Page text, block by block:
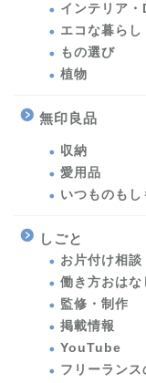
インテリア・
エコな暮らし
もの選び
植物
無印良品
収納
愛用品
いつものもし
しごと
お片付け相談
働き方おはな
監修・制作
掲載情報
YouTube
フリーランス